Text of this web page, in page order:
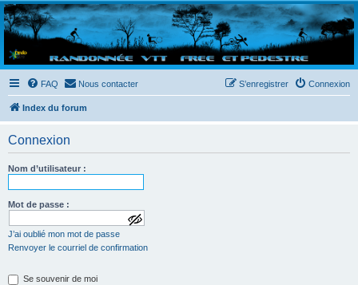
Randovttfree.fr
Bienvenue sur le site des randos vtt et pédestre de Bretagne . Bonne navigation sur le site
et bonnes randos dans l'Ouest !
FAQ Nous contacter Connexion
S’enregistrer
Index du forum
Connexion
Nom d’utilisateur :
Mot de passe :
a
f
J’ai oublié mon mot de passe
Renvoyer le courriel de confirmation
Se souvenir de moi